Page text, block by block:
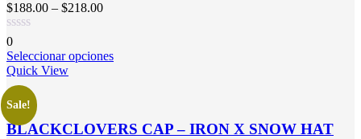
$188.00 – $218.00
0
Seleccionar opciones
Quick View
Sale!
BLACKCLOVERS CAP – IRON X SNOW HAT